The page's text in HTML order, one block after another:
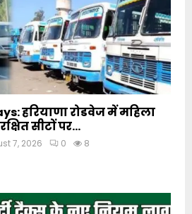
हरियाणा रोडवेज में महिला
सीटों पर...
7, 2026 0 8